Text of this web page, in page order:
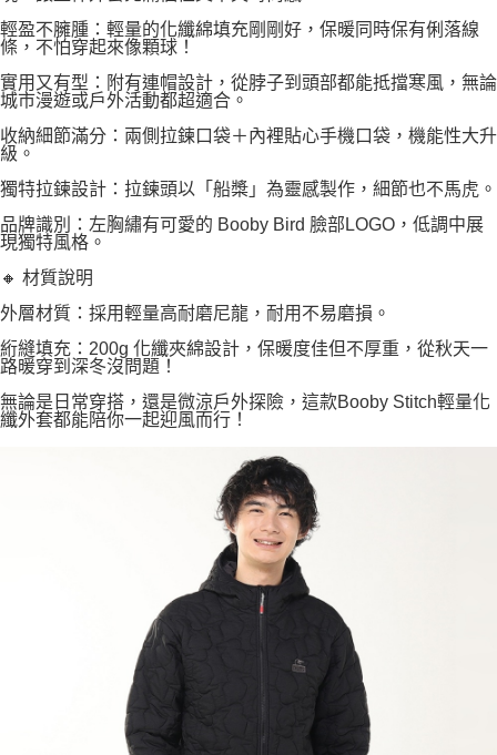
輕盈不臃腫：輕量的化纖綿填充剛剛好，保暖同時保有俐落線
條，不怕穿起來像顆球！
實用又有型：附有連帽設計，從脖子到頭部都能抵擋寒風，無論
城市漫遊或戶外活動都超適合。
收納細節滿分：兩側拉鍊口袋＋內裡貼心手機口袋，機能性大升
級。
獨特拉鍊設計：拉鍊頭以「船槳」為靈感製作，細節也不馬虎。
品牌識別：左胸繡有可愛的 Booby Bird 臉部LOGO，低調中展
現獨特風格。
🔸 材質說明
外層材質：採用輕量高耐磨尼龍，耐用不易磨損。
絎縫填充：200g 化纖夾綿設計，保暖度佳但不厚重，從秋天一
路暖穿到深冬沒問題！
無論是日常穿搭，還是微涼戶外探險，這款Booby Stitch輕量化
纖外套都能陪你一起迎風而行！